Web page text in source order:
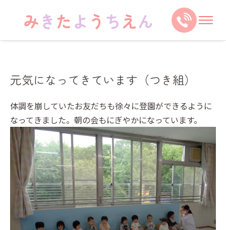
元気になってきています（つき組）
体調を崩していたお友だちも徐々に登園ができるように
なってきました。朝の会もにぎやかになっています。